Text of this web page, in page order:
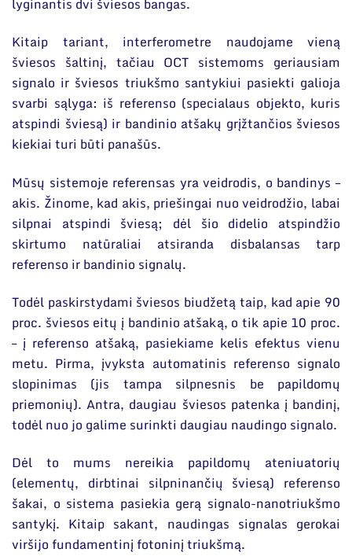
Kitaip tariant, interferometre naudojame vieną
šviesos šaltinį, tačiau OCT sistemoms geriausiam
signalo ir šviesos triukšmo santykiui pasiekti galioja
svarbi sąlyga: iš referenso (specialaus objekto, kuris
atspindi šviesą) ir bandinio atšakų grįžtančios šviesos
kiekiai turi būti panašūs.
Mūsų sistemoje referensas yra veidrodis, o bandinys –
akis. Žinome, kad akis, priešingai nuo veidrodžio, labai
silpnai atspindi šviesą; dėl šio didelio atspindžio
skirtumo natūraliai atsiranda disbalansas tarp
referenso ir bandinio signalų.
Todėl paskirstydami šviesos biudžetą taip, kad apie 90
proc. šviesos eitų į bandinio atšaką, o tik apie 10 proc.
– į referenso atšaką, pasiekiame kelis efektus vienu
metu. Pirma, įvyksta automatinis referenso signalo
slopinimas (jis tampa silpnesnis be papildomų
priemonių). Antra, daugiau šviesos patenka į bandinį,
todėl nuo jo galime surinkti daugiau naudingo signalo.
Dėl to mums nereikia papildomų ateniuatorių
(elementų, dirbtinai silpninančių šviesą) referenso
šakai, o sistema pasiekia gerą signalo-nanotriukšmo
santykį. Kitaip sakant, naudingas signalas gerokai
viršijo fundamentinį fotoninį triukšmą.